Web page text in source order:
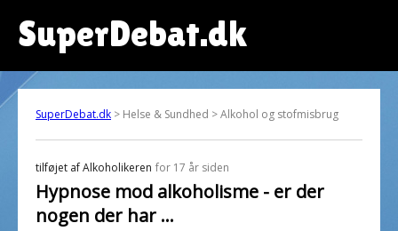
SuperDebat.dk
SuperDebat.dk > Helse & Sundhed > Alkohol og stofmisbrug
tilføjet afAlkoholikeren for 17 år siden
Hypnose mod alkoholisme - er der
nogen der har ...